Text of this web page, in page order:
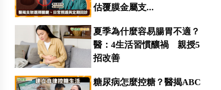
估覆膜金屬支...
夏季為什麼容易腸胃不適？
醫：4生活習慣釀禍 親授5
招改善
糖尿病怎麼控糖？醫揭ABC